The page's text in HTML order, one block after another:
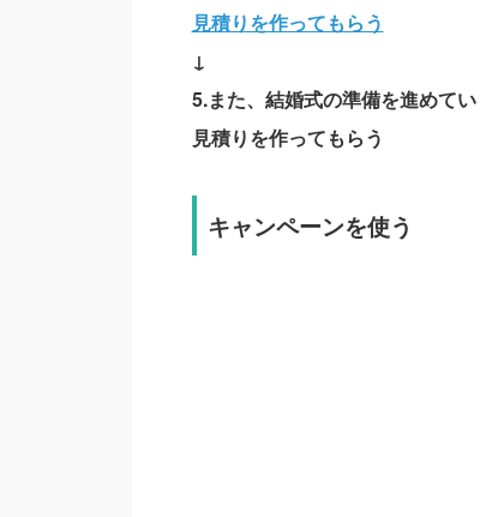
見積りを作ってもらう
↓
5.また、結婚式の準備を進めて
見積りを作ってもらう
キャンペーンを使う